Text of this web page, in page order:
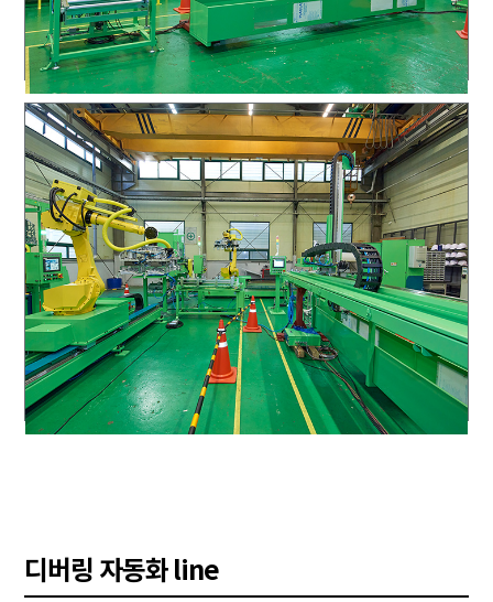
디버링 자동화 line